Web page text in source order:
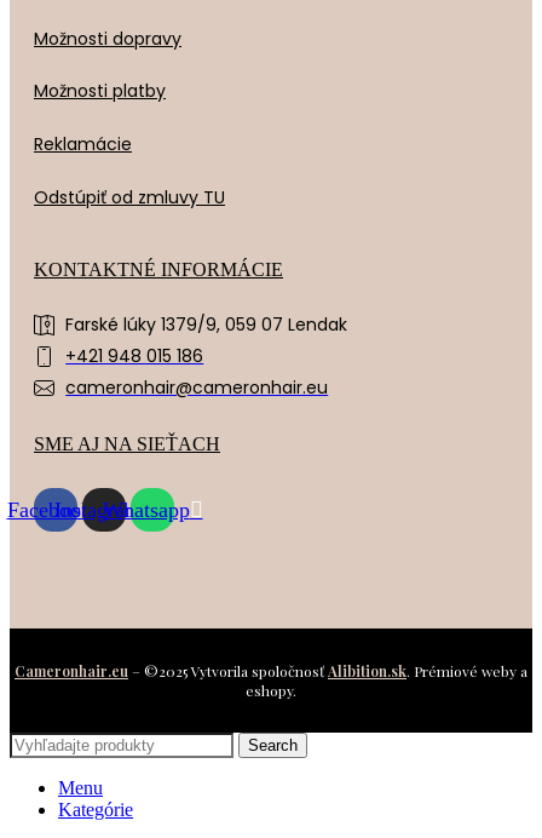
Možnosti dopravy
Možnosti platby
Reklamácie
Odstúpiť od zmluvy TU
KONTAKTNÉ INFORMÁCIE
Farské lúky 1379/9, 059 07 Lendak
+421 948 015 186
cameronhair@cameronhair.eu
SME AJ NA SIEŤACH
FacebookInstagramWhatsapp
Cameronhair.eu – ©2025 Vytvorila spoločnosťAlibition.sk. Prémiové weby a
eshopy.
Search
Menu
Kategórie